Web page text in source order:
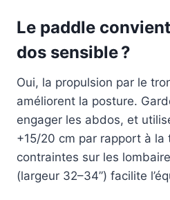
Le paddle
dos sensible ?
Oui, la propulsion par le
améliorent la posture.
engager les abdos, et
+15/20 cm par rapport à la
contraintes sur les
(largeur 32–34”) facilite